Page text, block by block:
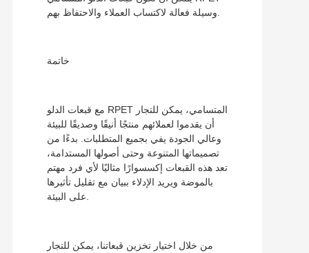
خاتمة
مع قبعات الدلو RPET المتسامي، يمكن للتجار
أن يقدموا لعملائهم منتجًا أنيقًا وصديقًا للبيئة
وعالي الجودة يفي بجميع المتطلبات. بدءًا من
تصميماتها المتنوعة وحتى أصولها المستدامة،
تعد هذه القبعات إكسسوارًا مثاليًا لأي فرد مهتم
بالموضة ويريد الإدلاء ببيان مع تقليل تأثيرها
من خلال اختيار تخزين قبعاتنا، يمكن للتجار